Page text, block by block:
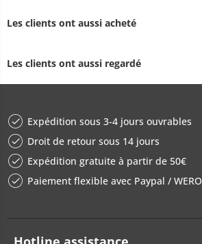
Les clients ont aussi acheté
Les clients ont aussi regardé
Expédition sous 3-4 jours ouvrables
Droit de retour sous 14 jours
Expédition gratuite à partir de 50€
Paiement flexible avec Paypal / WERO